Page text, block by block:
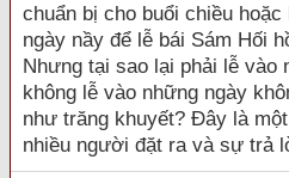
chuẩn bị cho buổi chiều
ngày nầy để lễ bái Sám Hối
Nhưng tại sao lại phải lễ vào
không lễ vào những ngày
như trăng khuyết? Đây là
nhiều người đặt ra và sự trả